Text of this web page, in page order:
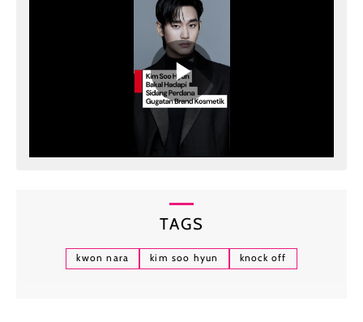
TAGS
kwon nara kim soo hyun knock off